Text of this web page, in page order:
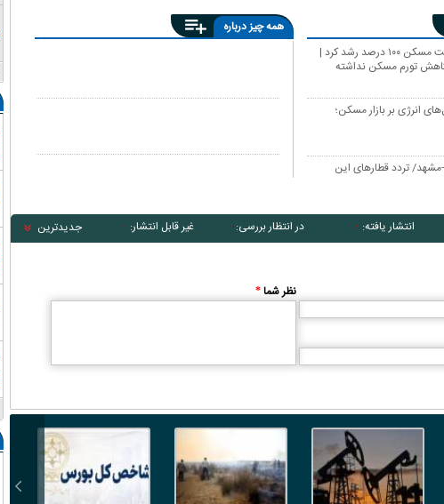
امسال قیمت مسکن ۱۰۰ درصد رشد کرد |
تورم مسکن نداشته
انرژی بر بازار مسکن؛
مشهد/ تردد قطارهای این
همه چیز درباره
انتشار یافته: ۰ در انتظار بررسی: ۰ غیر قابل انتشار: ۰ جدیدترین
نظر شما*